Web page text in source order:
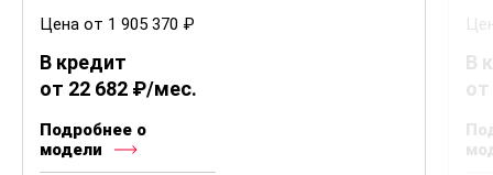
Цена от 1 905 370 ₽
В кредит
от 22 682 ₽/мес.
Подробнее о
модели
В